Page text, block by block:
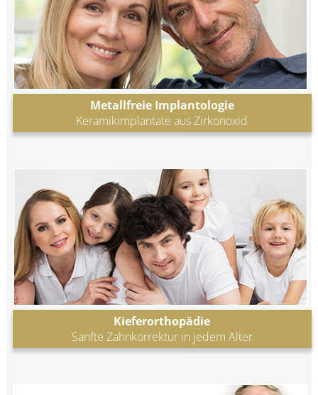
Metallfreie Implantologie
Keramikimplantate aus Zirkonoxid
Kieferorthopädie
Sanfte Zahnkorrektur in jedem Alter